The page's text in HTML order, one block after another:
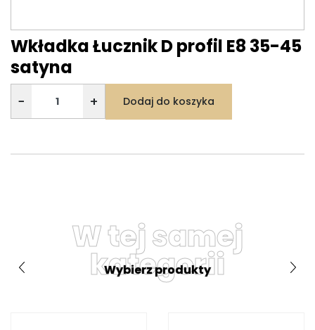
Wkładka Łucznik D profil E8 35-45
satyna
− + Dodaj do koszyka
W tej samej
kategorii
Wybierz produkty